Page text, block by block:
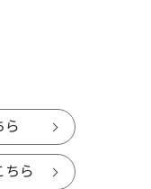
ら
ちら